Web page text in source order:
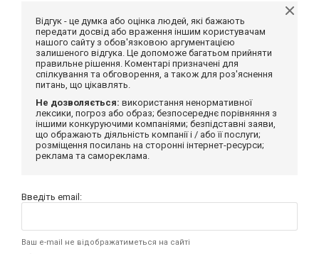
Відгук - це думка або оцінка людей, які бажають
передати досвід або враження іншим користувачам
нашого сайту з обов'язковою аргументацією
залишеного відгука. Це допоможе багатьом прийняти
правильне рішення. Коментарі призначені для
спілкування та обговорення, а також для роз'яснення
питань, що цікавлять.
Не дозволяється: використання ненормативної
лексики, погроз або образ; безпосереднє порівняння з
іншими конкуруючими компаніями; безпідставні заяви,
що ображають діяльність компанії і / або її послуги;
розміщення посилань на сторонні інтернет-ресурси;
реклама та самореклама.
Введіть email:
Ваш e-mail не відображатиметься на сайті